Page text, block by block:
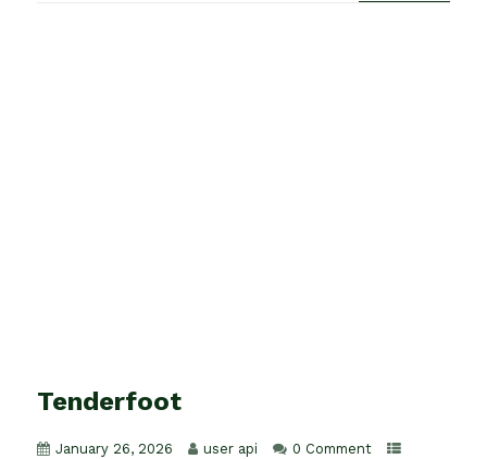
Tenderfoot
January 26, 2026 user api
0 Comment